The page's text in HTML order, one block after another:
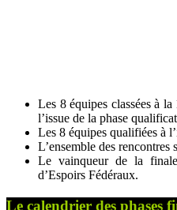
Les 8 équipes classées à
l’issue de la phase
Les 8 équipes qualifiées à
L’ensemble des rencontres
Le vainqueur de la
d’Espoirs Fédéraux.
Le calendrier des phases